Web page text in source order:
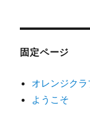
固定ページ
オレンジク
ようこそ